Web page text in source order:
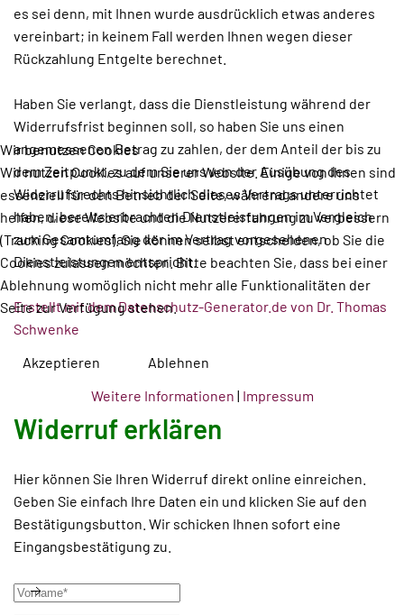
es sei denn, mit Ihnen wurde ausdrücklich etwas anderes
vereinbart; in keinem Fall werden Ihnen wegen dieser
Rückzahlung Entgelte berechnet.
Haben Sie verlangt, dass die Dienstleistung während der
Widerrufsfrist beginnen soll, so haben Sie uns einen
angemessenen Betrag zu zahlen, der dem Anteil der bis zu
dem Zeitpunkt, zu dem Sie uns von der Ausübung des
Widerrufsrechts hinsichtlich dieses Vertrags unterrichtet
haben, bereits erbrachten Dienstleistungen im Vergleich
zum Gesamtumfang der im Vertrag vorgesehenen
Dienstleistungen entspricht.
Erstellt mit dem Datenschutz-Generator.de von Dr. Thomas
Schwenke
Widerruf erklären
Hier können Sie Ihren Widerruf direkt online einreichen.
Geben Sie einfach Ihre Daten ein und klicken Sie auf den
Bestätigungsbutton. Wir schicken Ihnen sofort eine
Eingangsbestätigung zu.
Wir benutzen Cookies
Wir nutzen Cookies auf unserer Website. Einige von ihnen sind
essenziell für den Betrieb der Seite, während andere uns
helfen, diese Website und die Nutzererfahrung zu verbessern
(Tracking Cookies). Sie können selbst entscheiden, ob Sie die
Cookies zulassen möchten. Bitte beachten Sie, dass bei einer
Ablehnung womöglich nicht mehr alle Funktionalitäten der
Seite zur Verfügung stehen.
Akzeptieren
Ablehnen
Weitere Informationen | Impressum